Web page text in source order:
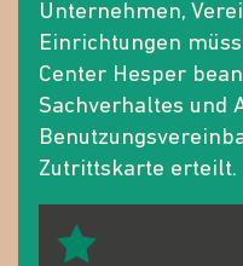
Unternehmen,
Einrichtungen
Center Hesper
Sachverhaltes und
Zutrittskarte erteilt.